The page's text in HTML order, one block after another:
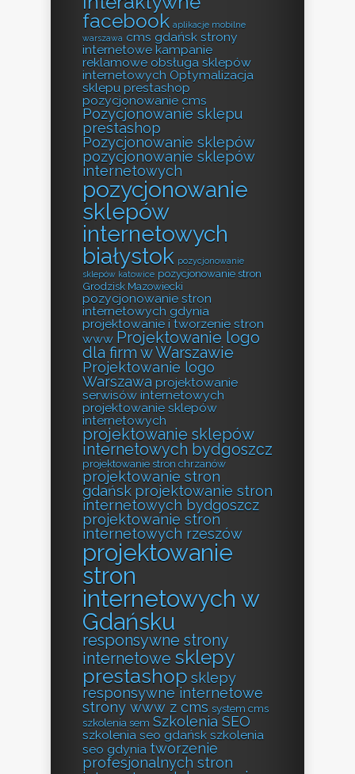
facebook aplikacje mobilne
warszawa cms gdańsk strony
internetowe kampanie
reklamowe obsługa sklepów
internetowych Optymalizacja
sklepu prestashop
pozycjonowanie cms
Pozycjonowanie sklepu
prestashop
Pozycjonowanie sklepów
pozycjonowanie sklepów
internetowych
pozycjonowanie
sklepów
internetowych
białystok pozycjonowanie
sklepów katowice pozycjonowanie stron
Grodzisk Mazowiecki
pozycjonowanie stron
internetowych gdynia
projektowanie i tworzenie stron
www Projektowanie logo
dla firm w Warszawie
Projektowanie logo
Warszawa projektowanie
serwisów internetowych
projektowanie sklepów
internetowych
projektowanie sklepów
internetowych bydgoszcz
projektowanie stron chrzanów
projektowanie stron
gdańsk projektowanie stron
internetowych bydgoszcz
projektowanie stron
internetowych rzeszów
projektowanie
stron
internetowych w
Gdańsku
responsywne strony
internetowe sklepy
prestashop sklepy
responsywne internetowe
strony www z cms system cms
szkolenia sem Szkolenia SEO
szkolenia seo gdańsk szkolenia
seo gdynia tworzenie
profesjonalnych stron